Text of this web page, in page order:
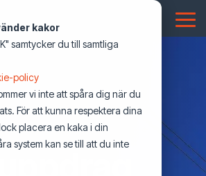
kakor
samtycker du till samtliga
policy
vi inte att spåra dig när du
För att kunna respektera dina
placera en kaka i din
system kan se till att du inte
Elnätsbolag
Industri
Bostadsrättsföreningar
Industri
Försvar
Transportsystem
Datacenter El & Tele
Funktionsansvar
Sub Nav 1
Sub Nav 2
Testing 2
CESAR2
Fastighetsteknik
Pressmeddelanden
Webbinarier